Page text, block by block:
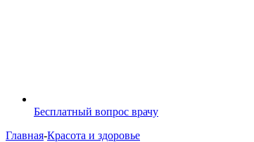
Бесплатный вопрос врачу
Главная-Красота и здоровье